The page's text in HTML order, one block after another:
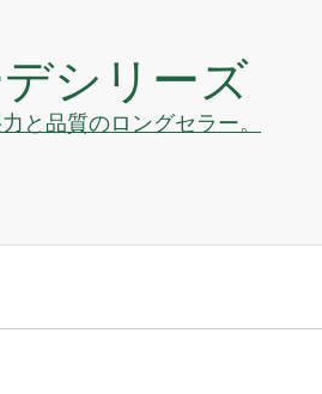
シリーズ
と品質のロングセラー。